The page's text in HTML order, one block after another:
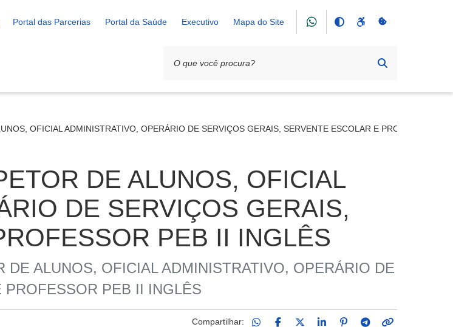
Portal das Parcerias Portal da Saúde Executivo Mapa do Site
OFICIAL ADMINISTRATIVO, OPERÁRIO DE SERVIÇOS GERAIS, SERVENTE ESCOLAR E PROFESSOR
DE ALUNOS, OFICIAL
DE SERVIÇOS GERAIS,
PEB II INGLÊS
ALUNOS, OFICIAL ADMINISTRATIVO, OPERÁRIO DE
PEB II INGLÊS
Compartilhar: